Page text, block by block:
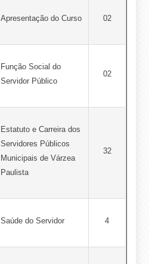
Apresentação do Curso 02
Função Social do
Servidor Público
02
Estatuto e Carreira dos
Servidores Públicos
Municipais de Várzea
Paulista
32
Saúde do Servidor 4